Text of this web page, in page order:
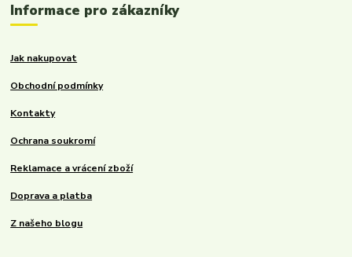
Informace pro zákazníky
Jak nakupovat
Obchodní podmínky
Kontakty
Ochrana soukromí
Reklamace a vrácení zboží
Doprava a platba
Z našeho blogu